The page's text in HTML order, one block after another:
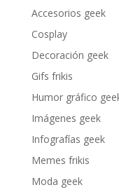
Accesorios geek
Cosplay
Decoración geek
Gifs frikis
Humor gráfico
Imágenes geek
Infografías geek
Memes frikis
Moda geek